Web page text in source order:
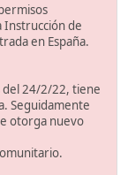
de
en España.
del 24/2/22, tiene
Seguidamente
otorga nuevo